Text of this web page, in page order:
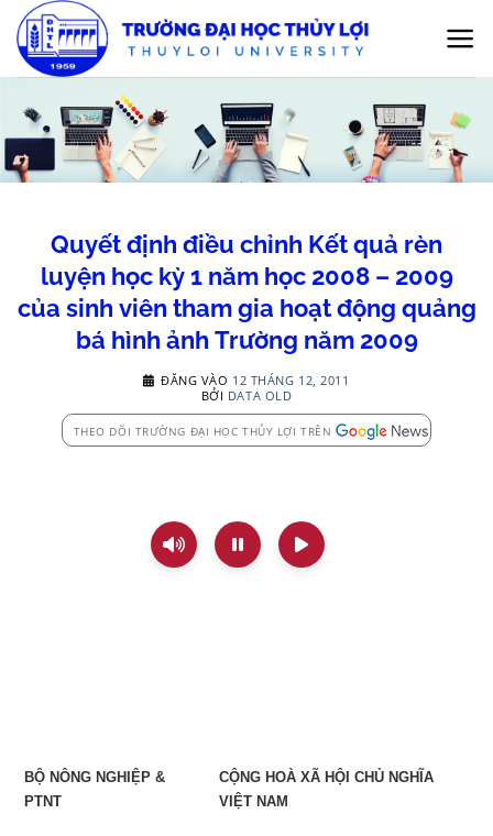
qua
nội
Quyết định điều chỉnh Kết quả rèn
luyện học kỳ 1 năm học 2008 – 2009
của sinh viên tham gia hoạt động quảng
bá hình ảnh Trường năm 2009
ĐĂNG VÀO 12 THÁNG 12, 2011
BỞI DATA OLD
THEO DÕI TRƯỜNG ĐẠI HỌC THỦY LỢI TRÊN
BỘ NÔNG NGHIỆP &
PTNT
CỘNG HOÀ XÃ HỘI CHỦ NGHĨA
VIỆT NAM